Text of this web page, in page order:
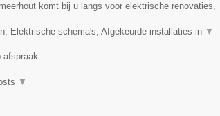
komt bij u langs voor elektrische renovaties,
Elektrische schema's, Afgekeurde installaties in ▼
afspraak.
▼